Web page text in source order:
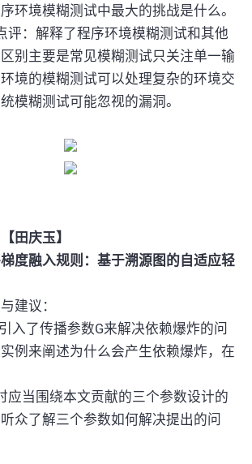
环境模糊测试中最大的挑战是什么。
评：解释了程序环境模糊测试和其他
别主要是常见模糊测试只关注单一输
境的模糊测试可以处理复杂的环境交
模糊测试可能忽视的漏洞。
田庆玉】
度融入规则：基于溯源图的自适应轻
建议：
入了传播参数G来解决依赖爆炸的问
例来阐述为什么会产生依赖爆炸，在
应当围绕本文贡献的三个参数设计的
众了解三个参数如何解决提出的问